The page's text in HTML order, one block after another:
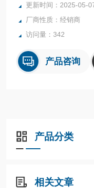
更新时间：2025-05-
厂商性质：经销商
访问量：342
产品咨询
产品分类
相关文章